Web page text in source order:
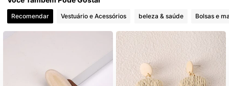
Recomendar Vestuário e Acessórios beleza & saúde Bolsas e